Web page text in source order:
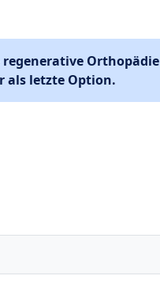
regenerative Orthopädie
als letzte Option.